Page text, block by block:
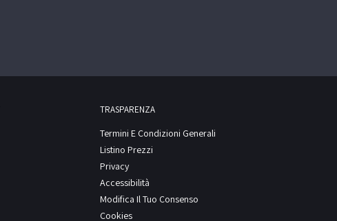
TRASPARENZA
Termini E Condizioni Generali
Listino Prezzi
Privacy
Accessibilità
Modifica Il Tuo Consenso
Cookies